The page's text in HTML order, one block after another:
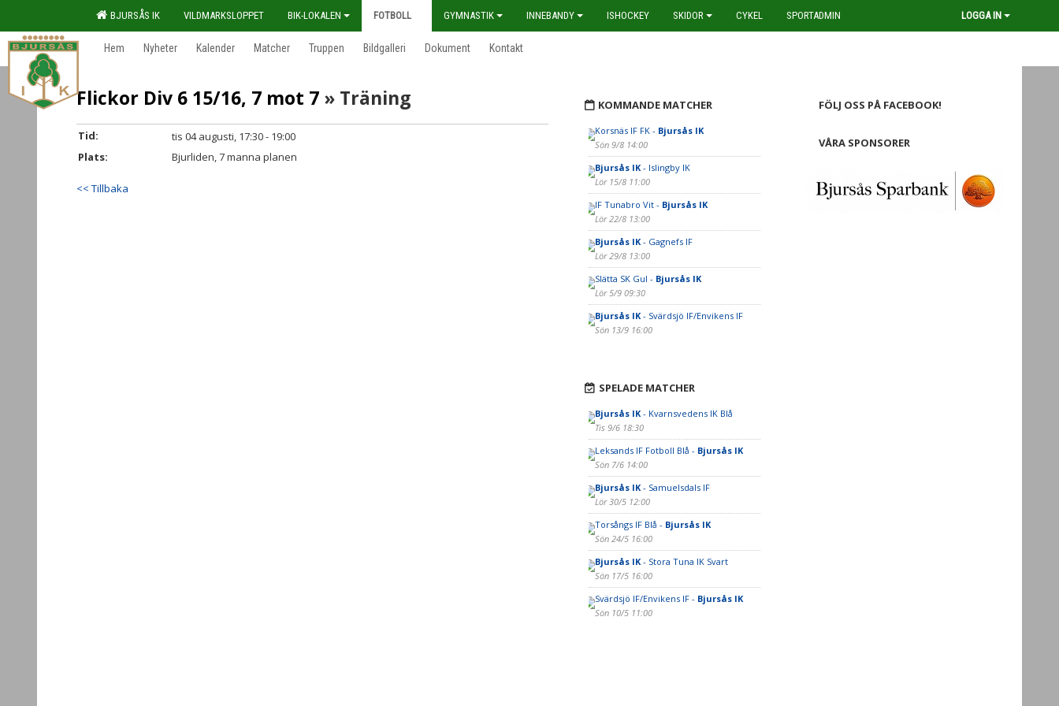
BJURSÅS IK VILDMARKSLOPPET BIK-LOKALEN FOTBOLL GYMNASTIK INNEBANDY ISHOCKEY SKIDOR CYKEL SPORTADMIN LOGGA IN
Hem Nyheter Kalender Matcher Truppen Bildgalleri Dokument Kontakt
Flickor Div 6 15/16, 7 mot 7 » Träning
Tid:
tis 04 augusti, 17:30 - 19:00
Plats:
Bjurliden, 7 manna planen
<< Tillbaka
KOMMANDE MATCHER
Korsnäs IF FK - Bjursås IK
Sön 9/8 14:00
Bjursås IK- Islingby IK
Lör 15/8 11:00
IF Tunabro Vit - Bjursås IK
Lör 22/8 13:00
Bjursås IK- Gagnefs IF
Lör 29/8 13:00
Slätta SK Gul - Bjursås IK
Lör 5/9 09:30
Bjursås IK- Svärdsjö IF/Envikens IF
Sön 13/9 16:00
SPELADE MATCHER
Bjursås IK- Kvarnsvedens IK Blå
Tis 9/6 18:30
Leksands IF Fotboll Blå - Bjursås IK
Sön 7/6 14:00
Bjursås IK- Samuelsdals IF
Lör 30/5 12:00
Torsångs IF Blå - Bjursås IK
Sön 24/5 16:00
Bjursås IK- Stora Tuna IK Svart
Sön 17/5 16:00
Svärdsjö IF/Envikens IF - Bjursås IK
Sön 10/5 11:00
FÖLJ OSS PÅ FACEBOOK!
VÅRA SPONSORER